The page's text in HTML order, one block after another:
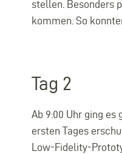
stellen. Besonders
kommen. So
Tag 2
Ab 9:00 Uhr ging
ersten Tages
Low-Fidelity-